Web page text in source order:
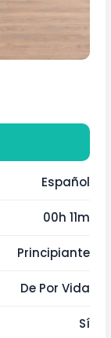
Español
00h 11m
Principiante
De Por Vida
Sí